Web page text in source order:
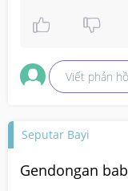
Viết phản
Seputar Bayi
Gendongan